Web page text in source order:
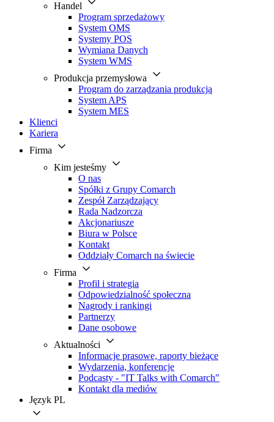
Handel
Program sprzedażowy
System OMS
Systemy POS
Wymiana Danych
System WMS
Produkcja przemysłowa
Program do zarządzania produkcją
System APS
System MES
Klienci
Kariera
Firma
Kim jesteśmy
O nas
Spółki z Grupy Comarch
Zespół Zarządzający
Rada Nadzorcza
Akcjonariusze
Biura w Polsce
Kontakt
Oddziały Comarch na świecie
Firma
Profil i strategia
Odpowiedzialność społeczna
Nagrody i rankingi
Partnerzy
Dane osobowe
Aktualności
Informacje prasowe, raporty bieżące
Wydarzenia, konferencje
Podcasty - "IT Talks with Comarch"
Kontakt dla mediów
Język PL